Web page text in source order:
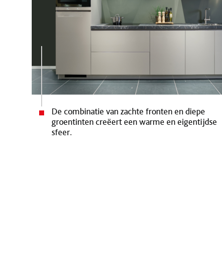
De combinatie van zachte fronten en diepe
groentinten creëert een warme en eigentijdse
sfeer.